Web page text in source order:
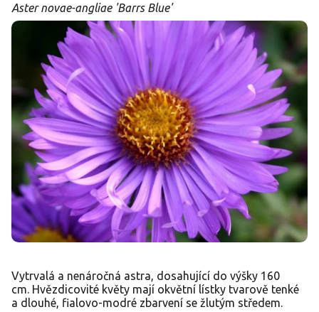
Aster novae-angliae 'Barrs Blue'
Vytrvalá a nenáročná astra, dosahující do výšky 160
cm. Hvězdicovité květy mají okvětní lístky tvarově tenké
a dlouhé, fialovo-modré zbarvení se žlutým středem.